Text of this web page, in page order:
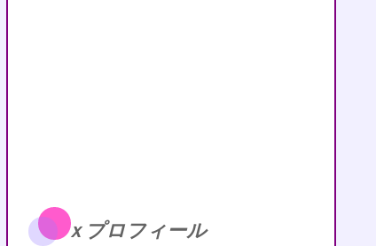
ｘプロフィール